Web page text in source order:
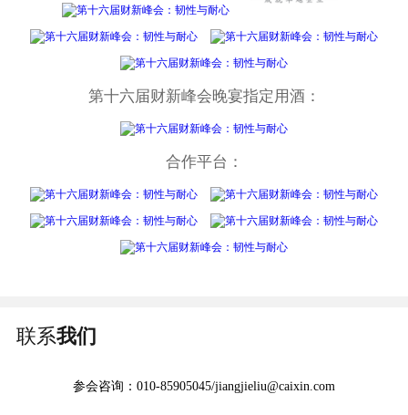
第十六届财新峰会晚宴指定用酒：
合作平台：
联系我们
参会咨询：010-85905045/jiangjieliu@caixin.com